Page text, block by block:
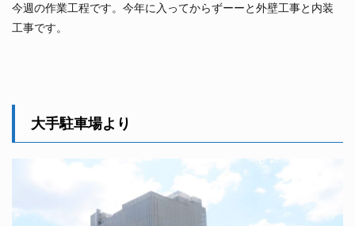
今週の作業工程です。今年に入ってからずーーと外壁工事と内装
工事です。
大手駐車場より